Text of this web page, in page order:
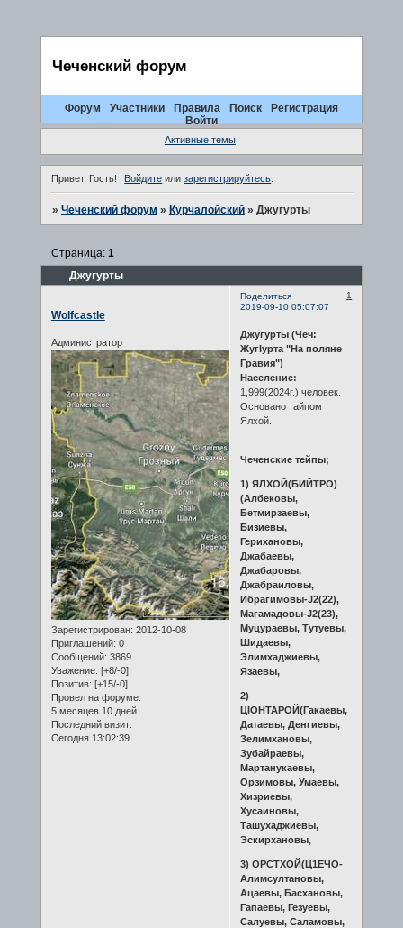
Чеченский форум
Форум Участники Правила Поиск
Регистрация
Войти
Активные темы
Привет, Гость! Войдите илизарегистрируйтесь.
» Чеченский форум » Курчалойский » Джугурты
Джугурты
Страница: 1
Поделиться
1
2019-09-10 05:07:07
Wolfcastle
Администратор
Зарегистрирован: 2012-10-08
Приглашений: 0
Сообщений: 3869
Уважение: [+8/-0]
Позитив: [+15/-0]
Провел на форуме:
5 месяцев 10 дней
Последний визит:
Сегодня 13:02:39
Джугурты (Чеч:
ЖугIурта "На поляне
Гравия")
Население:
1,999(2024г.) человек.
Основано тайпом
Ялхой.
Чеченские тейпы;
1) ЯЛХОЙ(БИЙТРО)
(Албековы,
Бетмирзаевы,
Бизиевы,
Герихановы,
Джабаевы,
Джабаровы,
Джабраиловы,
Ибрагимовы-J2(22),
Магамадовы-J2(23),
Муцураевы, Тутуевы,
Шидаевы,
Элимхаджиевы,
Язаевы,
2)
ЦIОНТАРОЙ(Гакаевы,
Датаевы, Денгиевы,
Зелимхановы,
Зубайраевы,
Мартанукаевы,
Орзимовы, Умаевы,
Хизриевы,
Хусаиновы,
Ташухаджиевы,
Эскирхановы,
3) ОРСТХОЙ(Ц1ЕЧО-
Алимсултановы,
Ацаевы, Басхановы,
Гапаевы, Гезуевы,
Салуевы, Саламовы,